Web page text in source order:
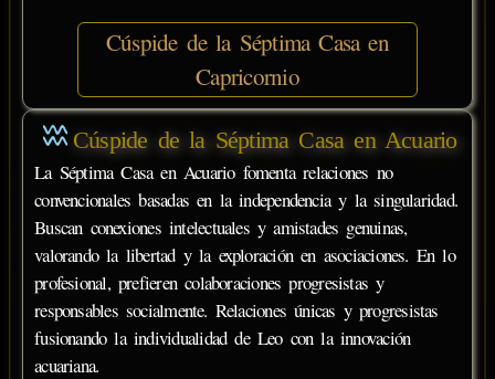
Cúspide de la Séptima Casa en
Capricornio
Cúspide de la Séptima Casa en Acuario
La Séptima Casa en Acuario fomenta relaciones no
convencionales basadas en la independencia y la singularidad.
Buscan conexiones intelectuales y amistades genuinas,
valorando la libertad y la exploración en asociaciones. En lo
profesional, prefieren colaboraciones progresistas y
responsables socialmente. Relaciones únicas y progresistas
fusionando la individualidad de Leo con la innovación
acuariana.